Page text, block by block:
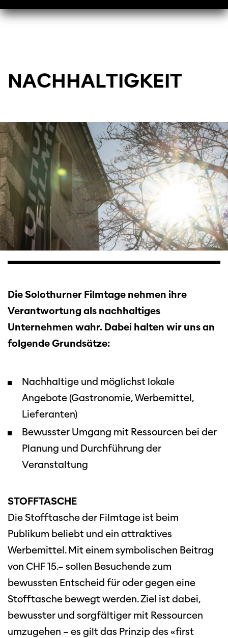
NACHHALTIGKEIT
Die Solothurner Filmtage nehmen ihre
Verantwortung als nachhaltiges
Unternehmen wahr. Dabei halten wir uns an
folgende Grundsätze:
Nachhaltige und möglichst lokale
Angebote (Gastronomie, Werbemittel,
Lieferanten)
Bewusster Umgang mit Ressourcen bei der
Planung und Durchführung der
Veranstaltung
STOFFTASCHE
Die Stofftasche der Filmtage ist beim
Publikum beliebt und ein attraktives
Werbemittel. Mit einem symbolischen Beitrag
von CHF 15.– sollen Besuchende zum
bewussten Entscheid für oder gegen eine
Stofftasche bewegt werden. Ziel ist dabei,
bewusster und sorgfältiger mit Ressourcen
umzugehen – es gilt das Prinzip des «first